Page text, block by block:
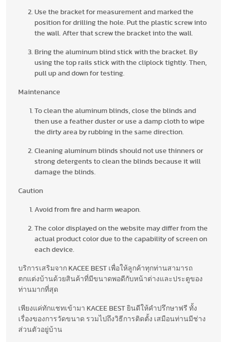
Use the bracket for measurement and marked the
position for drilling the hole. Put the plastic screw into
the wall. After that screw the bracket into the wall.
Bring the aluminum blind stick with the bracket. By
using the top rails stick with the cliplock tightly. Then,
pull up and down for testing.
Maintenance
To clean the aluminum blinds, close the blinds and
then use a feather duster or use a damp cloth to wipe
the dirty area by rubbing in the same direction.
Cleaning aluminum blinds should not use thinners or
strong detergents to clean the blinds because it will
damage the blinds.
Caution
Avoid from fire and harm weapon.
The color displayed on the website may differ from the
actual product color due to the capability of screen on
each device.
บริการเสริมจาก KACEE BEST เพื่อให้ลูกค้าทุกท่านสามารถ
ตกแต่งบ้านด้วยสินค้าที่มีขนาดพอดีกับหน้าต่างและประตูของ
ท่านมากที่สุด
เพียงแค่ทักแชทเข้ามา KACEE BEST ยินดีให้คำปรึกษาฟรี ทั้ง
เรื่องของการวัดขนาด รวมไปถึงวิธีการติดตั้ง เสมือนท่านมีช่าง
ส่วนตัวอยู่บ้าน